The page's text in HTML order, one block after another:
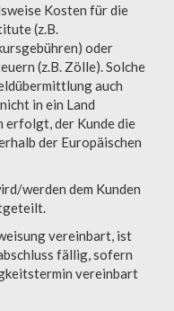
Kosten für die
(z.B.
oder
(z.B. Zölle). Solche
auch
in ein Land
erfolgt, der Kunde die
der Europäischen
werden dem Kunden
vereinbart, ist
fällig, sofern
vereinbart